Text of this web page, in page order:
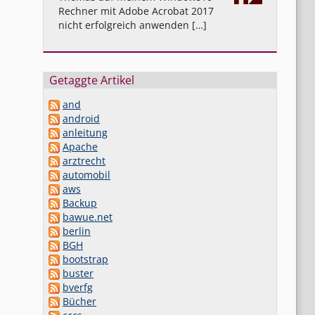
Rechner mit Adobe Acrobat 2017
nicht erfolgreich anwenden […]
Getaggte Artikel
and
android
anleitung
Apache
arztrecht
automobil
aws
Backup
bawue.net
berlin
BGH
bootstrap
buster
bverfg
Bücher